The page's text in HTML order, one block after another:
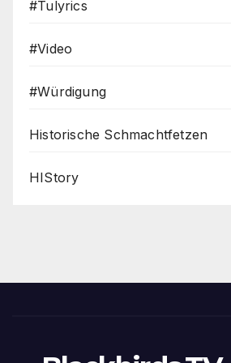
#Tulyrics
#Video
#Würdigung
Historische Schmachtfetzen
HIStory